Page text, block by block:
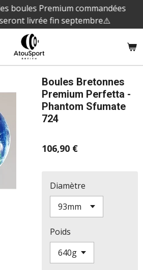
boules Premium commandées
livrée fin septembre⚠️
Boules Bretonnes
Premium Perfetta -
Phantom Sfumate
724
106,90 €
Diamètre
Poids